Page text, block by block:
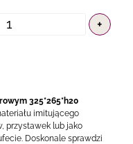
+
325*265*h20
imitującego
przystawek lub jako
Doskonale sprawdzi